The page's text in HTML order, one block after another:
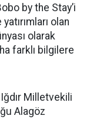
by the Stay’i
olan
olarak
farklı bilgilere
Milletvekili
Alagöz